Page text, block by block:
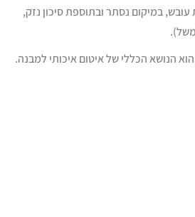
עובש, במיקום נסתר ובתוספת סיכון נזק,
הנושא הכללי של איטום איכותי למבנה.